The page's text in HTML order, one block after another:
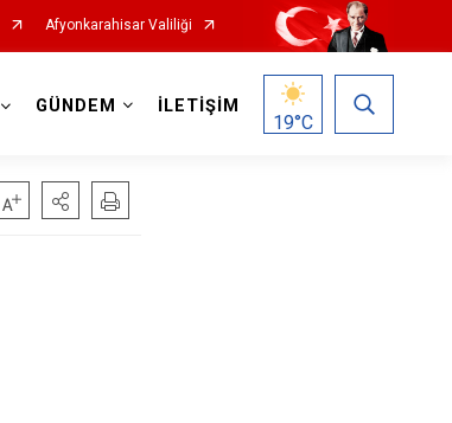
Afyonkarahisar Valiliği
GÜNDEM İLETİŞİM
19°C